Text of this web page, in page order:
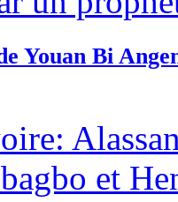
Youan Bi